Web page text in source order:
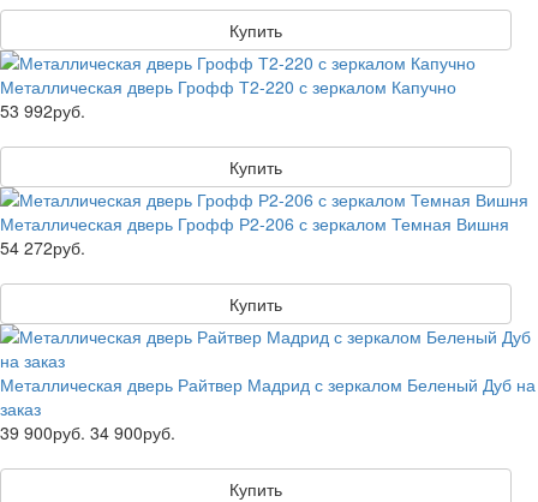
Купить
Металлическая дверь Грофф Т2-220 с зеркалом Капучно
53 992руб.
Купить
Металлическая дверь Грофф Р2-206 с зеркалом Темная Вишня
54 272руб.
Купить
Металлическая дверь Райтвер Мадрид с зеркалом Беленый Дуб на
заказ
39 900руб. 34 900руб.
Купить